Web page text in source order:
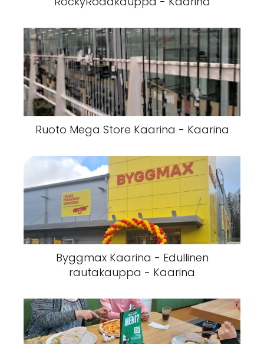
Ruoto Mega Store Kaarina - Kaarina
Byggmax Kaarina - Edullinen
rautakauppa - Kaarina